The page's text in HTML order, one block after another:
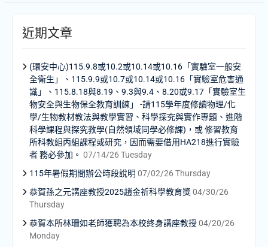
近期文章
(環安中心)115.9.8或10.2或10.14或10.16「實驗室一般安
全衛生」、115.9.9或10.7或10.14或10.16「實驗室危害通
識」、115.8.18與8.19、9.3與9.4、8.20或9.17「實驗室生
物安全與生物保全教育訓練」 -請115學年度修讀物理/化
學/生物教材教法與教學實習、科學探究與實作專題、進階
科學課程與探究教學(自然領域同學必修課)，或 修習教育
所科教組丙組課程或研究，因而需要借用HA218進行實驗
者 務必參加。 07/14/26 Tuesday
115年暑假期間辦公時段說明 07/02/26 Thursday
恭賀孫之元講座教授2025趙金祈科學教育獎 04/30/26
Thursday
恭賀本所林珊如老師獲聘為本校終身講座教授 04/20/26
Monday